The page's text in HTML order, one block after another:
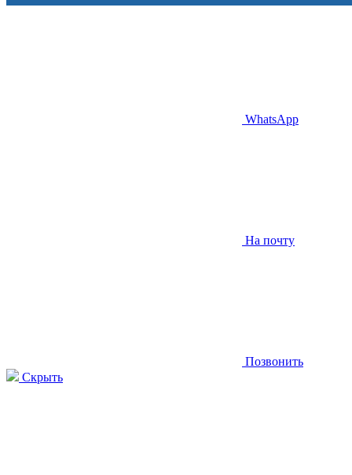
WhatsApp
На почту
Позвонить
Скрыть